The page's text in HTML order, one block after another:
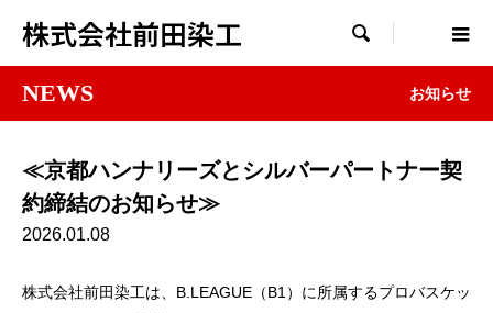
株式会社前田染工 
NEWS お知らせ
≪京都ハンナリーズとシルバーパートナー契
約締結のお知らせ≫
2026.01.08
株式会社前田染工は、B.LEAGUE（B1）に所属するプロバスケッ